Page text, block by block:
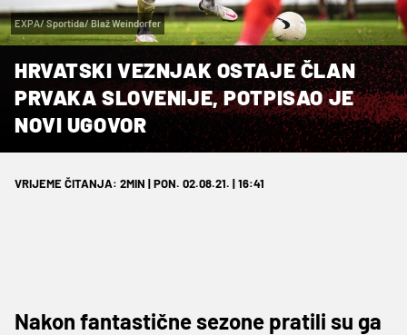
EXPA/ Sportida/ Blaž Weindorfer
HRVATSKI VEZNJAK OSTAJE ČLAN
PRVAKA SLOVENIJE, POTPISAO JE
NOVI UGOVOR
VRIJEME ČITANJA: 2MIN | PON. 02.08.21. | 16:41
Nakon fantastične sezone pratili su ga